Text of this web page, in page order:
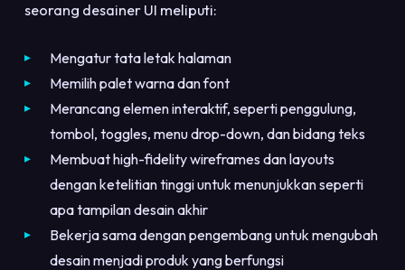
seorang desainer UI meliputi:
Mengatur tata letak halaman
Memilih palet warna dan font
Merancang elemen interaktif, seperti penggulung,
tombol, toggles, menu drop-down, dan bidang teks
Membuat high-fidelity wireframes dan layouts
dengan ketelitian tinggi untuk menunjukkan seperti
apa tampilan desain akhir
Bekerja sama dengan pengembang untuk mengubah
desain menjadi produk yang berfungsi